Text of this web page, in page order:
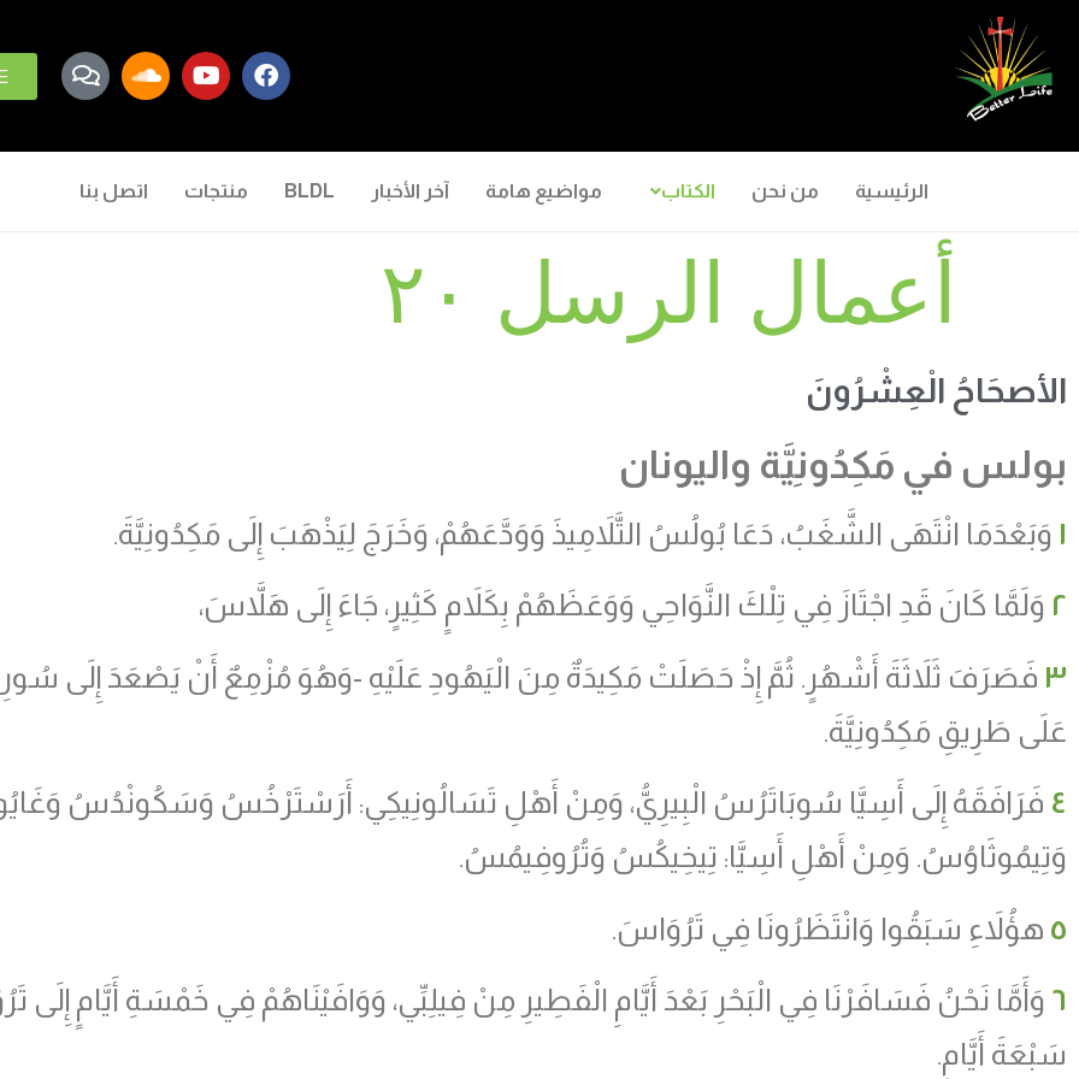
الرئيسية من نحن الكتاب مواضيع هامة آخر الأخبار BLDL منتجات اتصل بنا
أعمال الرسل ٢٠
الأصحَاحُ الْعِشْرُونَ
بولس في مَكِدُونِيَّة واليونان
١ وَبَعْدَمَا انْتَهَى الشَّغَبُ، دَعَا بُولُسُ التَّلاَمِيذَ وَوَدَّعَهُمْ، وَخَرَجَ لِيَذْهَبَ إِلَى مَكِدُونِيَّةَ.
٢ وَلَمَّا كَانَ قَدِ اجْتَازَ فِي تِلْكَ النَّوَاحِي وَوَعَظَهُمْ بِكَلاَمٍ كَثِيرٍ، جَاءَ إِلَى هَلاَّسَ،
٣ فَصَرَفَ ثَلاَثَةَ أَشْهُرٍ. ثُمَّ إِذْ حَصَلَتْ مَكِيدَةٌ مِنَ الْيَهُودِ عَلَيْهِ -وَهُوَ مُزْمِعٌ أَنْ يَصْعَدَ إِلَى
عَلَى طَرِيقِ مَكِدُونِيَّةَ.
٤ فَرَافَقَهُ إِلَى أَسِيَّا سُوبَاتَرُسُ الْبِيرِيُّ، وَمِنْ أَهْلِ تَسَالُونِيكِي: أَرَسْتَرْخُسُ وَسَكُونْدُسُ
وَتِيمُوثَاوُسُ. وَمِنْ أَهْلِ أَسِيَّا: تِيخِيكُسُ وَتُرُوفِيمُسُ.
٥ هؤُلاَءِ سَبَقُوا وَانْتَظَرُونَا فِي تَرُوَاسَ.
٦ وَأَمَّا نَحْنُ فَسَافَرْنَا فِي الْبَحْرِ بَعْدَ أَيَّامِ الْفَطِيرِ مِنْ فِيلِبِّي، وَوَافَيْنَاهُمْ فِي خَمْسَةِ أَيَّامٍ إِلَى
سَبْعَةَ أَيَّامٍ.